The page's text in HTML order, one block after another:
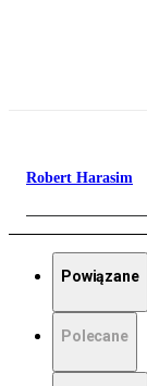
Robert Harasim
Powiązane
Polecane